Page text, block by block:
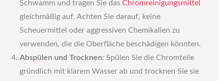
Schwamm und tragen Sie das Chromreinigungsmittel
gleichmäßig auf. Achten Sie darauf, keine
Scheuermittel oder aggressiven Chemikalien zu
verwenden, die die Oberfläche beschädigen könnten.
Abspülen und Trocknen: Spülen Sie die Chromteile
gründlich mit klarem Wasser ab und trocknen Sie sie